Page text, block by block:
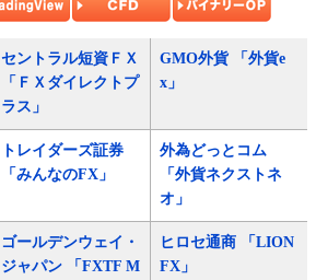
セントラル短資ＦＸ
「ＦＸダイレクトプ
ラス」
GMO外貨 「外貨e
x」
トレイダーズ証券
「みんなのFX」
外為どっとコム
「外貨ネクストネ
オ」
ゴールデンウェイ・
ジャパン 「FXTF M
ヒロセ通商 「LION
FX」